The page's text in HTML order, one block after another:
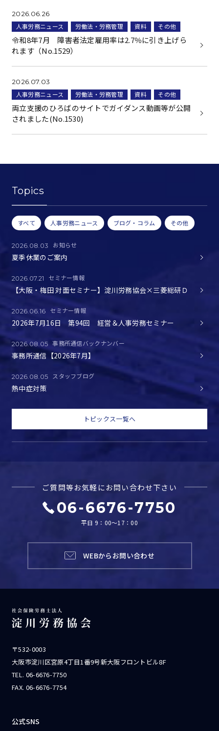
Topics
すべて 人事労務ニュース ブログ・コラム その他
2026.08.03 お知らせ
夏季休業のご案内
2026.07.21 セミナー情報
【大阪・梅田 対面セミナー】淀川労務協会×三菱総研Ｄ
2026.06.16 セミナー情報
2026年7月16日 第94回 経営＆人事労務セミナー
2026.08.05 事務所通信バックナンバー
事務所通信【2026年7月】
2026.08.05 スタッフブログ
熱中症対策
トピックス一覧へ
2026.06.26
人事労務ニュース 労働法・労務管理 資料 その他
令和8年7月 障害者法定雇用率は2.7％に引き上げら
れます（No.1529）
2026.07.03
人事労務ニュース 労働法・労務管理 資料 その他
両立支援のひろばのサイトでガイダンス動画等が公開
されました(No.1530)
ご質問等お気軽にお問い合わせ下さい
06-6676-7750
平日 9：00～17：00
WEBからお問い合わせ
〒532-0003
大阪市淀川区宮原4丁目1番9号新大阪フロントビル8F
TEL. 06-6676-7750
FAX. 06-6676-7754
公式SNS